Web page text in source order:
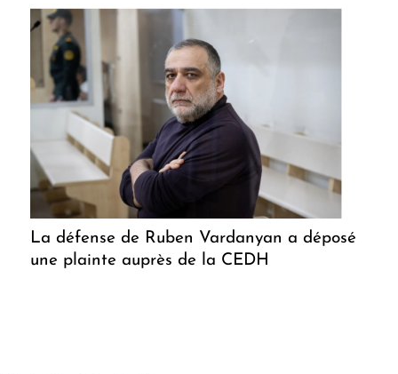
La défense de Ruben Vardanyan a déposé
une plainte auprès de la CEDH